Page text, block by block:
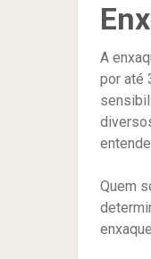
A
por até
Quem